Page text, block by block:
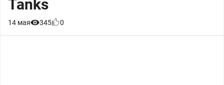
Tanks
14 мая 345 0